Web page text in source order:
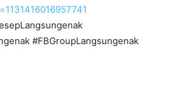
#FBGroupLangsungenak